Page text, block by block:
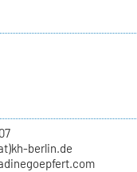
berlin.de